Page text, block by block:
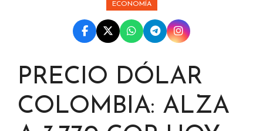
ECONOMÍA
PRECIO DÓLAR
COLOMBIA: ALZA